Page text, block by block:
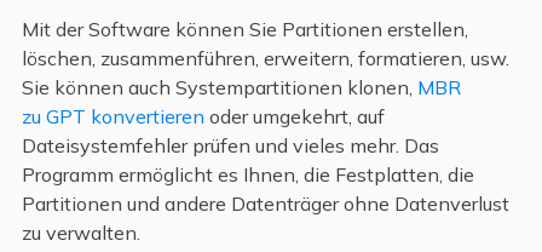
Mit der Software können Sie Partitionen erstellen,
löschen, zusammenführen, erweitern, formatieren, usw.
Sie können auch Systempartitionen klonen, MBR
zu GPT konvertieren oder umgekehrt, auf
Dateisystemfehler prüfen und vieles mehr. Das
Programm ermöglicht es Ihnen, die Festplatten, die
Partitionen und andere Datenträger ohne Datenverlust
zu verwalten.